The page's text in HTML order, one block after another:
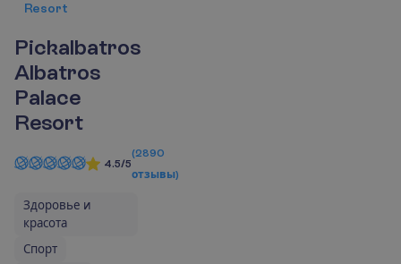
Resort
Pickalbatros
Albatros
Palace
Resort
4.5/5
(2890
отзывы)
Здоровье и
красота
Спорт